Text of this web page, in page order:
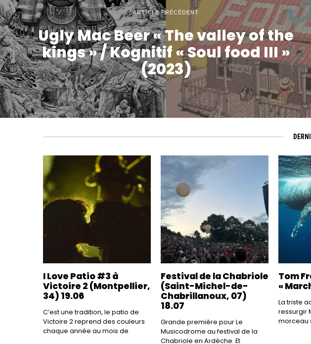
ARTICLE PRÉCÉDENT
Ugly Mac Beer « The valley of the
kings » / Kognitif « Soul food III »
(2023)
I Love Patio #3 à
Victoire 2 (Montpellier,
34) 19.06
C’est une tradition, le patio de
Victoire 2 reprend des couleurs
chaque année au mois de
Festival de la Chabriole
(Saint-Michel-de-
Chabrillanoux, 07)
18.07
Grande première pour Le
Musicodrome au festival de la
Chabriole en Ardèche. Et
Tom
«
La triste
ressurgir
morceau